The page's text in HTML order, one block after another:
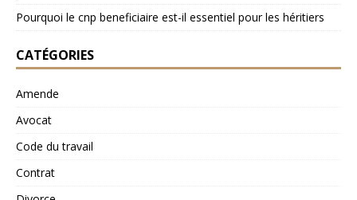
Pourquoi le cnp beneficiaire est-il essentiel pour les héritiers
CATÉGORIES
Amende
Avocat
Code du travail
Contrat